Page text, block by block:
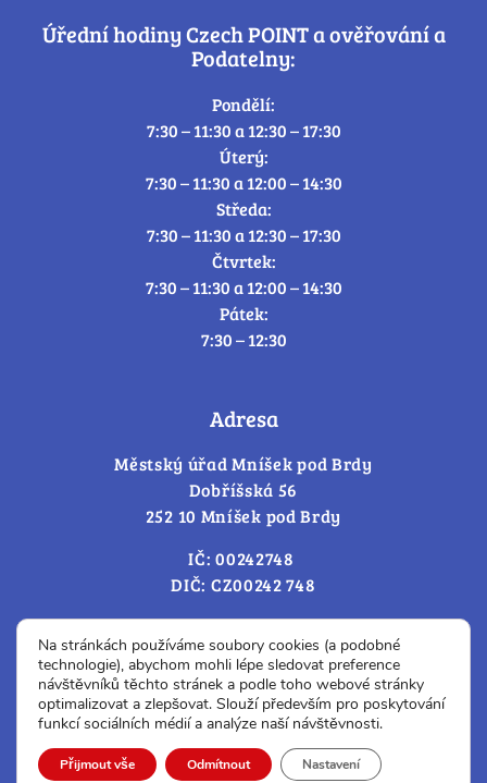
Úřední hodiny Czech POINT a ověřování a
Podatelny:
Pondělí:
7:30 – 11:30 a 12:30 – 17:30
Úterý:
7:30 – 11:30 a 12:00 – 14:30
Středa:
7:30 – 11:30 a 12:30 – 17:30
Čtvrtek:
7:30 – 11:30 a 12:00 – 14:30
Pátek:
7:30 – 12:30
Adresa
Městský úřad Mníšek pod Brdy
Dobříšská 56
252 10 Mníšek pod Brdy
IČ: 00242748
DIČ: CZ00242 748
Cookies – změna souhlasu
Prohlášení o přístupnosti
© Všechna práva vyhrazena.
Na stránkách používáme soubory cookies (a podobné
technologie), abychom mohli lépe sledovat preference
návštěvníků těchto stránek a podle toho webové stránky
optimalizovat a zlepšovat. Slouží především pro poskytování
funkcí sociálních médií a analýze naší návštěvnosti.
Přijmout vše Odmítnout Nastavení